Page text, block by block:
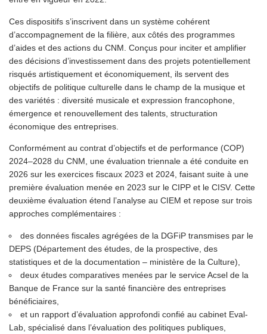
Ces dispositifs s’inscrivent dans un système cohérent
d’accompagnement de la filière, aux côtés des programmes
d’aides et des actions du CNM. Conçus pour inciter et amplifier
des décisions d’investissement dans des projets potentiellement
risqués artistiquement et économiquement, ils servent des
objectifs de politique culturelle dans le champ de la musique et
des variétés : diversité musicale et expression francophone,
émergence et renouvellement des talents, structuration
économique des entreprises.
Conformément au contrat d’objectifs et de performance (COP)
2024–2028 du CNM, une évaluation triennale a été conduite en
2026 sur les exercices fiscaux 2023 et 2024, faisant suite à une
première évaluation menée en 2023 sur le CIPP et le CISV. Cette
deuxième évaluation étend l’analyse au CIEM et repose sur trois
approches complémentaires :
des données fiscales agrégées de la DGFiP transmises par le
DEPS (Département des études, de la prospective, des
statistiques et de la documentation – ministère de la Culture),
deux études comparatives menées par le service Acsel de la
Banque de France sur la santé financière des entreprises
bénéficiaires,
et un rapport d’évaluation approfondi confié au cabinet Eval-
Lab, spécialisé dans l’évaluation des politiques publiques,